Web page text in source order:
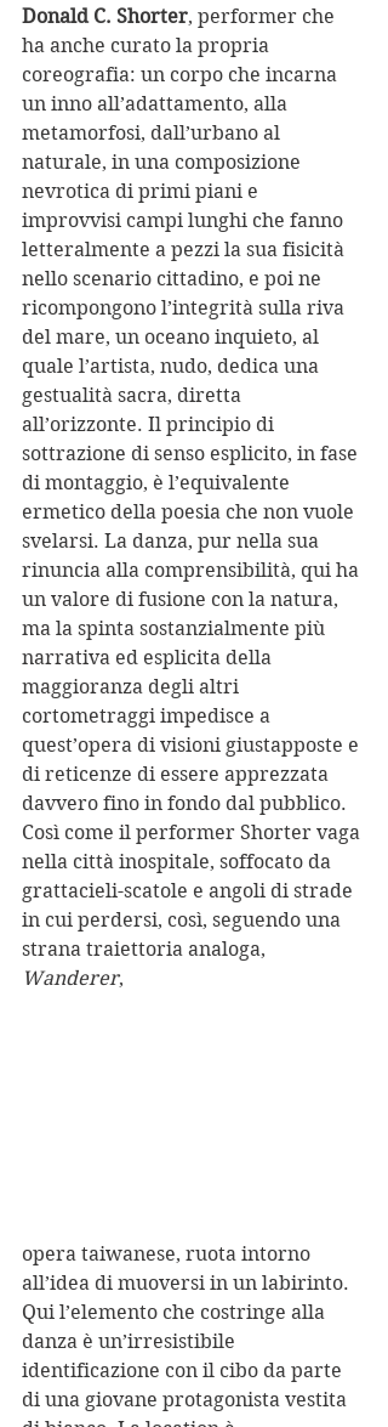
Donald C. Shorter, performer che
ha anche curato la propria
coreografia: un corpo che incarna
un inno all’adattamento, alla
metamorfosi, dall’urbano al
naturale, in una composizione
nevrotica di primi piani e
improvvisi campi lunghi che fanno
letteralmente a pezzi la sua fisicità
nello scenario cittadino, e poi ne
ricompongono l’integrità sulla riva
del mare, un oceano inquieto, al
quale l’artista, nudo, dedica una
gestualità sacra, diretta
all’orizzonte. Il principio di
sottrazione di senso esplicito, in fase
di montaggio, è l’equivalente
ermetico della poesia che non vuole
svelarsi. La danza, pur nella sua
rinuncia alla comprensibilità, qui ha
un valore di fusione con la natura,
ma la spinta sostanzialmente più
narrativa ed esplicita della
maggioranza degli altri
cortometraggi impedisce a
quest’opera di visioni giustapposte e
di reticenze di essere apprezzata
davvero fino in fondo dal pubblico.
Così come il performer Shorter vaga
nella città inospitale, soffocato da
grattacieli-scatole e angoli di strade
in cui perdersi, così, seguendo una
strana traiettoria analoga,
Wanderer,
opera taiwanese, ruota intorno
all’idea di muoversi in un labirinto.
Qui l’elemento che costringe alla
danza è un’irresistibile
identificazione con il cibo da parte
di una giovane protagonista vestita